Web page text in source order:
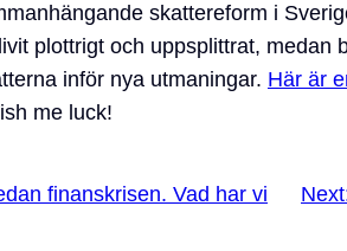
skattereform i
plottrigt och uppsplittrat, medan
inför nya utmaningar. Här är
me luck!
finanskrisen. Vad har vi